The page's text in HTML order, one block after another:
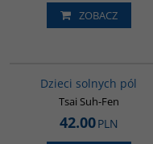
ZOBACZ
Dzieci solnych pól
Tsai Suh-Fen
42.00PLN